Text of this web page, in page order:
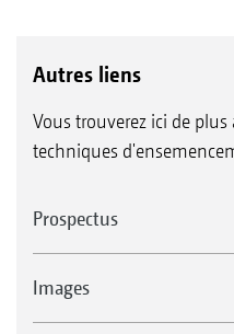
Single-Shoot :2 produits
Centaya Special avec Micro
Autres liens
Vous trouverez ici de
techniques
Prospectus
Images